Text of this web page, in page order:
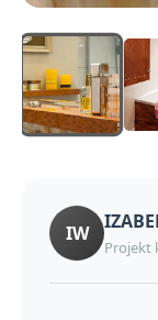
IW
Projekt